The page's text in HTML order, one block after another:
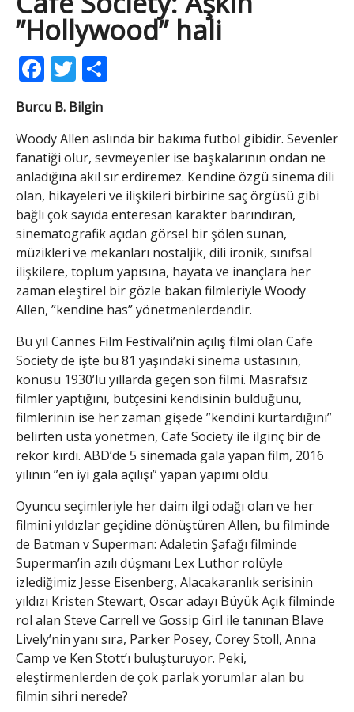
”Hollywood” hali
Facebook
Twitter
Burcu B. Bilgin
Woody Allen aslında bir bakıma futbol gibidir. Sevenler
fanatiği olur, sevmeyenler ise başkalarının ondan ne
anladığına akıl sır erdiremez. Kendine özgü sinema dili
olan, hikayeleri ve ilişkileri birbirine saç örgüsü gibi
bağlı çok sayıda enteresan karakter barındıran,
sinematografik açıdan görsel bir şölen sunan,
müzikleri ve mekanları nostaljik, dili ironik, sınıfsal
ilişkilere, toplum yapısına, hayata ve inançlara her
zaman eleştirel bir gözle bakan filmleriyle Woody
Allen, ”kendine has” yönetmenlerdendir.
Bu yıl Cannes Film Festivali’nin açılış filmi olan Cafe
Society de işte bu 81 yaşındaki sinema ustasının,
konusu 1930’lu yıllarda geçen son filmi. Masrafsız
filmler yaptığını, bütçesini kendisinin bulduğunu,
filmlerinin ise her zaman gişede ”kendini kurtardığını”
belirten usta yönetmen, Cafe Society ile ilginç bir de
rekor kırdı. ABD’de 5 sinemada gala yapan film, 2016
yılının ”en iyi gala açılışı” yapan yapımı oldu.
Oyuncu seçimleriyle her daim ilgi odağı olan ve her
filmini yıldızlar geçidine dönüştüren Allen, bu filminde
de Batman v Superman: Adaletin Şafağı filminde
Superman’in azılı düşmanı Lex Luthor rolüyle
izlediğimiz Jesse Eisenberg, Alacakaranlık serisinin
yıldızı Kristen Stewart, Oscar adayı Büyük Açık filminde
rol alan Steve Carrell ve Gossip Girl ile tanınan Blave
Lively’nin yanı sıra, Parker Posey, Corey Stoll, Anna
Camp ve Ken Stott’ı buluşturuyor. Peki,
eleştirmenlerden de çok parlak yorumlar alan bu
filmin sihri nerede?